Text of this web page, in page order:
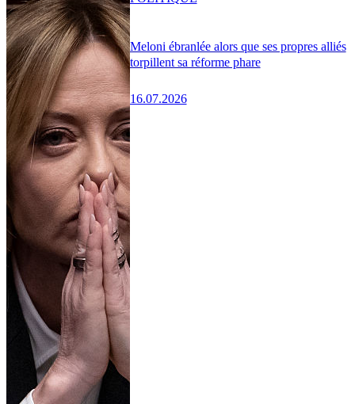
Meloni ébranlée alors que ses propres alliés
torpillent sa réforme phare
16.07.2026